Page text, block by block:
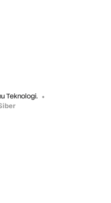
Teknologi.